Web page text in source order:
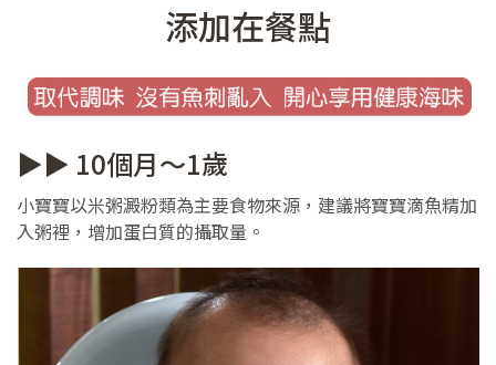
添加在餐點
▶▶ 10個月～1歲
小寶寶以米粥澱粉類為主要食物來源，建議將寶寶滴魚精加
入粥裡，增加蛋白質的攝取量。